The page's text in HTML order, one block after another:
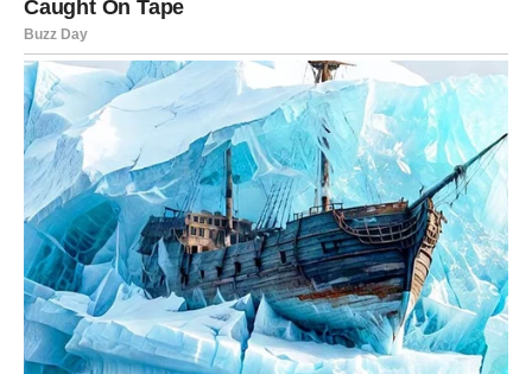
zanemarivali tuđa osećanja
hladno prekidali odnose bez objašnjenja
mislili da ih se posledice ne tiču
sada dobijaju ogledalo. Mogući su nagli prekidi, gubitak
podrške ili osećaj duboke usamljenosti. Strah dolazi jer
Vodolija shvata danije imuna na emocije, čak i kada ih
ignoriše.
Sudbina ih uči da inteligencija bez empatije – nije